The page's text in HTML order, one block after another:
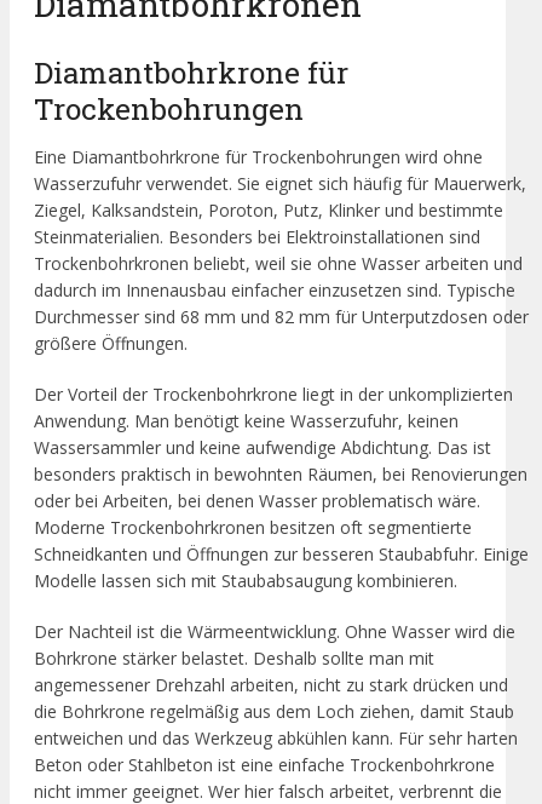
Diamantbohrkrone für
Trockenbohrungen
Eine Diamantbohrkrone für Trockenbohrungen wird ohne
Wasserzufuhr verwendet. Sie eignet sich häufig für Mauerwerk,
Ziegel, Kalksandstein, Poroton, Putz, Klinker und bestimmte
Steinmaterialien. Besonders bei Elektroinstallationen sind
Trockenbohrkronen beliebt, weil sie ohne Wasser arbeiten und
dadurch im Innenausbau einfacher einzusetzen sind. Typische
Durchmesser sind 68 mm und 82 mm für Unterputzdosen oder
größere Öffnungen.
Der Vorteil der Trockenbohrkrone liegt in der unkomplizierten
Anwendung. Man benötigt keine Wasserzufuhr, keinen
Wassersammler und keine aufwendige Abdichtung. Das ist
besonders praktisch in bewohnten Räumen, bei Renovierungen
oder bei Arbeiten, bei denen Wasser problematisch wäre.
Moderne Trockenbohrkronen besitzen oft segmentierte
Schneidkanten und Öffnungen zur besseren Staubabfuhr. Einige
Modelle lassen sich mit Staubabsaugung kombinieren.
Der Nachteil ist die Wärmeentwicklung. Ohne Wasser wird die
Bohrkrone stärker belastet. Deshalb sollte man mit
angemessener Drehzahl arbeiten, nicht zu stark drücken und
die Bohrkrone regelmäßig aus dem Loch ziehen, damit Staub
entweichen und das Werkzeug abkühlen kann. Für sehr harten
Beton oder Stahlbeton ist eine einfache Trockenbohrkrone
nicht immer geeignet. Wer hier falsch arbeitet, verbrennt die